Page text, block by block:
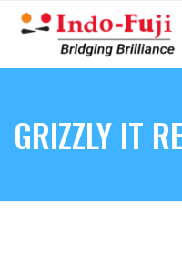
GRIZZLY IT